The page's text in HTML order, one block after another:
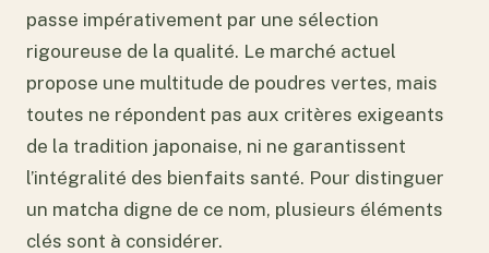
passe impérativement par une sélection
rigoureuse de la qualité. Le marché actuel
propose une multitude de poudres vertes, mais
toutes ne répondent pas aux critères exigeants
de la tradition japonaise, ni ne garantissent
l’intégralité des bienfaits santé. Pour distinguer
un matcha digne de ce nom, plusieurs éléments
clés sont à considérer.